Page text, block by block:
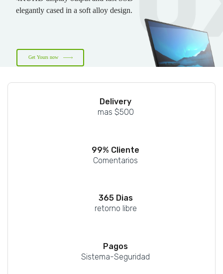
elegantly cased in a soft alloy design.
Get Yours now
Delivery
mas $500
99% Cliente
Comentarios
365 Dias
retorno libre
Pagos
Sistema-Seguridad